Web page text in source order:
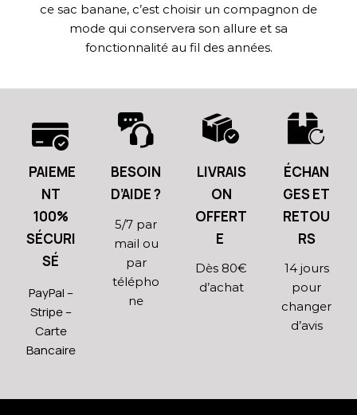
ce sac banane, c’est choisir un compagnon de
mode qui conservera son allure et sa
fonctionnalité au fil des années.
PAIEME
NT
100%
SÉCURI
SÉ
PayPal –
Stripe –
Carte
Bancaire
BESOIN
D’AIDE ?
5/7 par
mail ou
par
télépho
ne
LIVRAIS
ON
OFFERT
E
Dès 80€
d’achat
ÉCHAN
GES ET
RETOU
RS
14 jours
pour
changer
d’avis